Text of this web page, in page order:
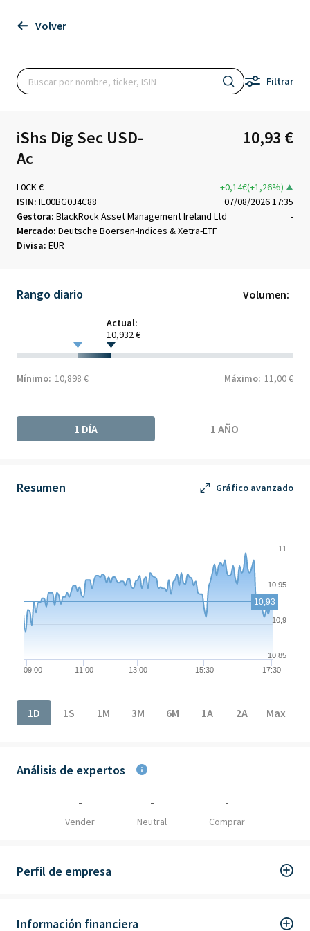
Volver
Filtrar
iShs Dig Sec USD-
Ac
10,93 €
L0CK €
+0,14€(+1,26%)
ISIN: IE00BG0J4C88
07/08/2026 17:35
Gestora: BlackRock Asset Management Ireland Ltd
-
Mercado: Deutsche Boersen-Indices & Xetra-ETF
Divisa: EUR
Rango diario Volumen:-
Actual:
10,932 €
Mínimo: 10,898 € Máximo: 11,00 €
1 DÍA 1 AÑO
Resumen Gráfico avanzado
Chart
The chart has 1 X axis displaying Time. Data ranges from
The chart has 1 Y axis displaying values. Data ranges from
09:00 11:00 13:00 15:30 17:30
10,85
10,9
10,95
11
10,93
1D
1S 1M 3M 6M 1A 2A Max
Análisis de expertos
-
Vender
-
Neutral
-
Comprar
Perfil de empresa
Información financiera